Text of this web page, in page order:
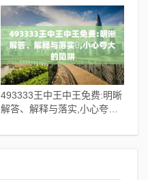
493333王中王中王免费:明晰
解答、解释与落实​,小心夸大